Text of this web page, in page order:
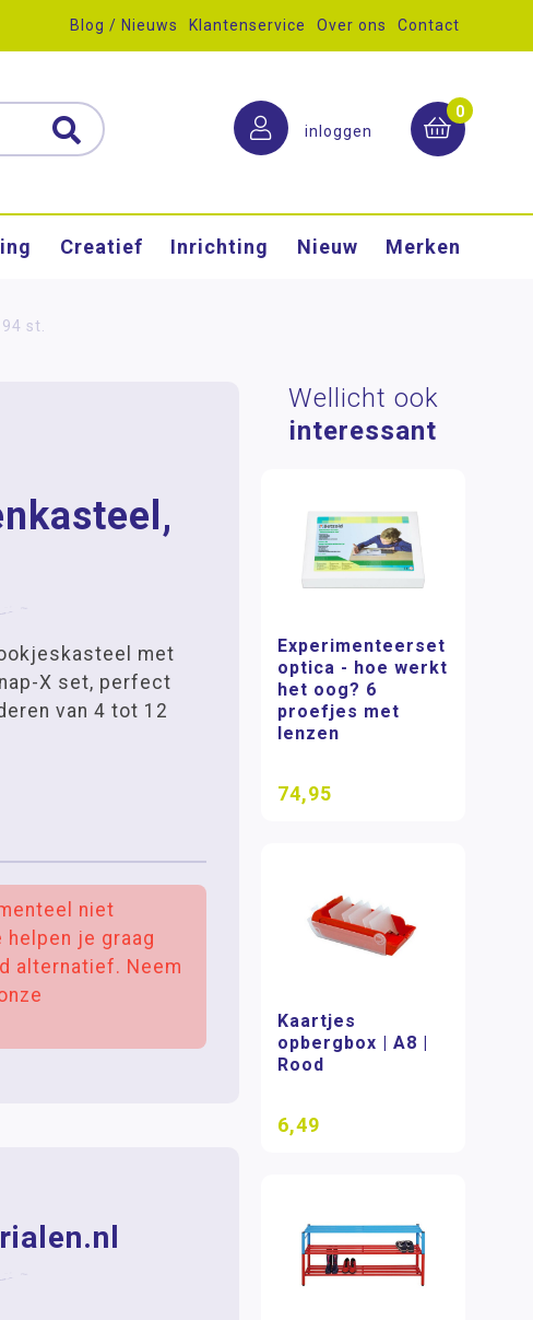
Blog / Nieuws Klantenservice Over ons Contact
inloggen
0
Creatief Inrichting Nieuw Merken
st.
met
X set, perfect
van 4 tot 12
niet
helpen je graag
alternatief. Neem
Wellicht ook
interessant
Experimenteerset
optica - hoe werkt
het oog? 6
proefjes met
lenzen
74,95
Kaartjes
opbergbox | A8 |
Rood
6,49